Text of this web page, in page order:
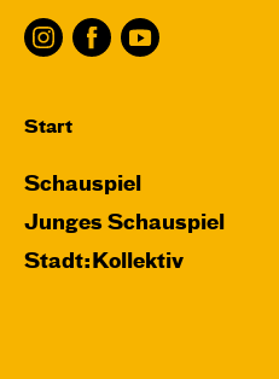
Start
Schauspiel
Junges Schauspiel
Stadt:Kollektiv